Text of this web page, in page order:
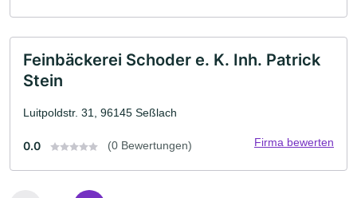
Feinbäckerei Schoder e. K. Inh. Patrick
Stein
Luitpoldstr. 31, 96145 Seßlach
0.0 (0 Bewertungen) Firma bewerten